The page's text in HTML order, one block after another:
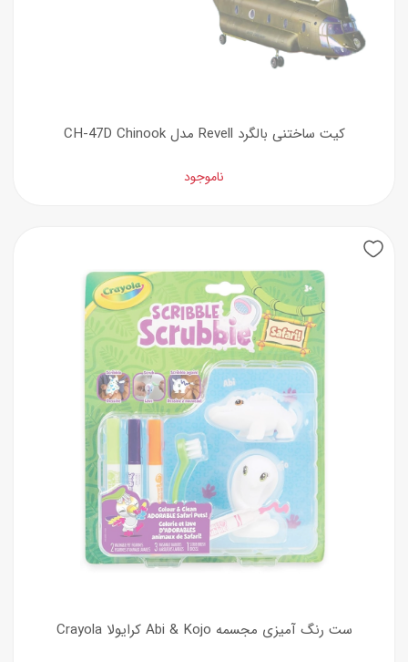
کیت ساختنی بالگرد Revell مدل CH-47D Chinook
ناموجود
ست رنگ آمیزی مجسمه Abi & Kojo کرایولا Crayola